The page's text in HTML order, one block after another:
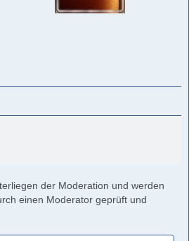
der Moderation und werden
einen Moderator geprüft und